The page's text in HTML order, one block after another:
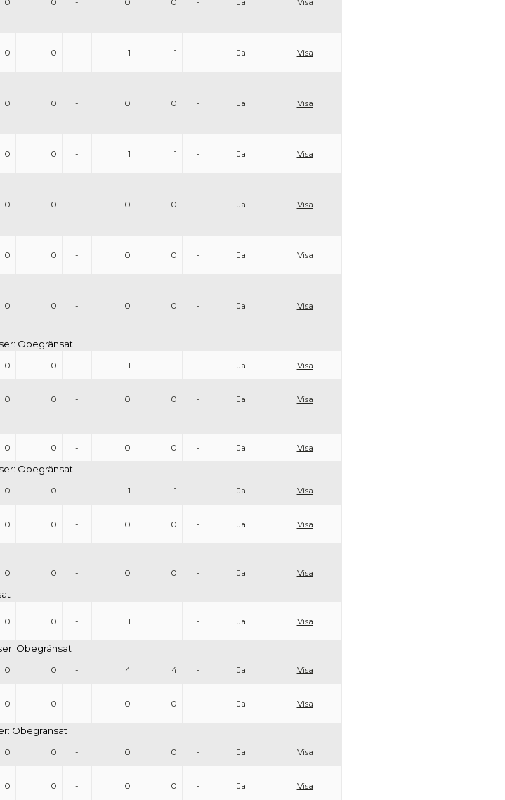
0 0 - 1 1 - Ja Visa
0 0 - 0 0 - Ja Visa
0 0 - 1 1 - Ja Visa
0 0 - 0 0 - Ja Visa
0 0 - 0 0 - Ja Visa
0 0 - 0 0 - Ja Visa
Obegränsat
0 0 - 1 1 - Ja Visa
0 0 - 0 0 - Ja Visa
0 0 - 0 0 - Ja Visa
Obegränsat
0 0 - 1 1 - Ja Visa
0 0 - 0 0 - Ja Visa
0 0 - 0 0 - Ja Visa
0 0 - 1 1 - Ja Visa
Obegränsat
0 0 - 4 4 - Ja Visa
0 0 - 0 0 - Ja Visa
Obegränsat
0 0 - 0 0 - Ja Visa
0 0 - 0 0 - Ja Visa